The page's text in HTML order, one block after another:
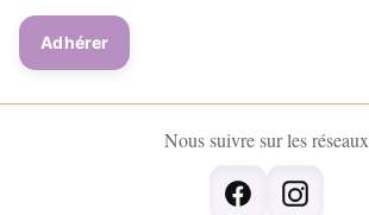
Adhérer
Nous suivre sur les réseaux